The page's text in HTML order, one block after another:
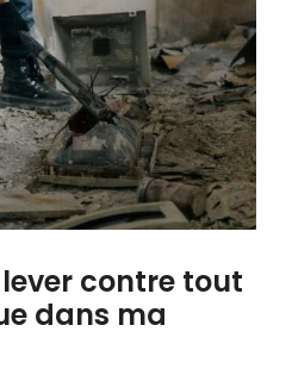
contre tout
dans ma